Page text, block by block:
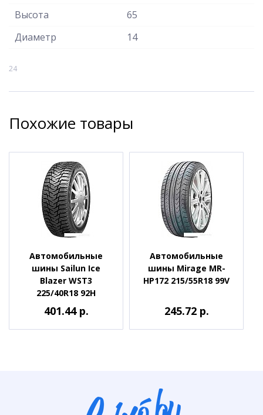
Высота
65
Диаметр
14
24
Похожие товары
Автомобильные
шины Sailun Ice
Blazer WST3
225/40R18 92H
401.44 р.
Автомобильные
шины Mirage MR-
HP172 215/55R18 99V
245.72 р.